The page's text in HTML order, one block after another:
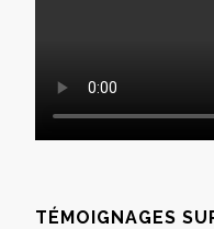
TÉMOIGNAGES